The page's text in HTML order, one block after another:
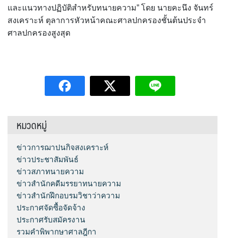
และแนวทางปฏิบัติสำหรับทนายความ” โดย นายคะนึง จันทร์
สงเคราะห์ ตุลาการหัวหน้าคณะศาลปกครองชั้นต้นประจำ
ศาลปกครองสูงสุด
หมวดหมู่
ข่าวการฌาปนกิจสงเคราะห์
ข่าวประชาสัมพันธ์
ข่าวสภาทนายความ
ข่าวสำนักคดีมรรยาทนายความ
ข่าวสำนักฝึกอบรมวิชาว่าความ
ประกาศจัดซื้อจัดจ้าง
ประกาศรับสมัครงาน
รวมคำพิพากษาศาลฎีกา